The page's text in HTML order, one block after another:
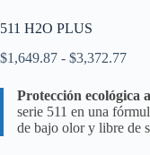
511 H2O PLUS
$1,649.87 - $3,372.77
Protección ecológica
serie 511 en una
de bajo olor y libre de